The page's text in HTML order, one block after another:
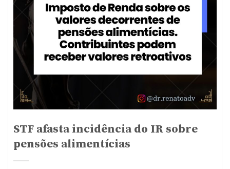
STF afasta incidência do IR sobre
pensões alimentícias